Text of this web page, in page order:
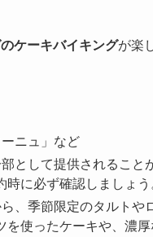
ケーキバイキングが楽
ニュ」など
として提供されるこ
に必ず確認しましょう
、季節限定のタルトや
を使ったケーキや、濃